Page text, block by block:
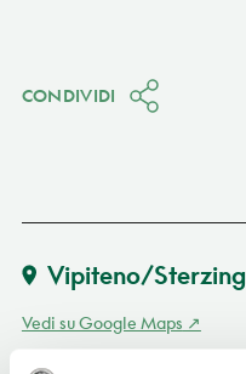
CONDIVIDI
Vipiteno/Sterzing
Vedi su Google Maps